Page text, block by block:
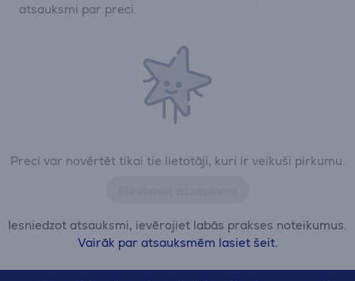
Preci var novērtēt tikai tie lietotāji, kuri ir veikuši pirkumu.
Iesniedzot atsauksmi, ievērojiet labās prakses noteikumus.
Vairāk par atsauksmēm lasiet šeit.
atsauksmi par preci.